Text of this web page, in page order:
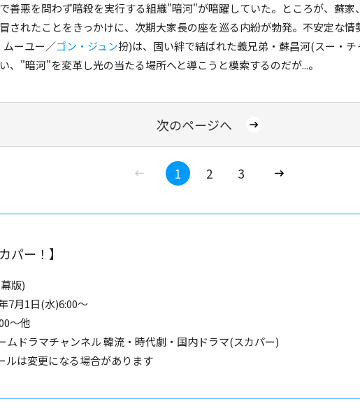
善悪を問わず暗殺を実行する組織"暗河"が暗躍していた。ところが、蘇
されたことをきっかけに、次期大家長の座を巡る内紛が勃発。不安定な
ーユー／ゴン・ジュン扮)は、固い絆で結ばれた義兄弟・蘇昌河(スー・チ
、"暗河"を変革し光の当たる場所へと導こうと模索するのだが...。
次のページへ
1 2 3
パー！】
版)
7月1日(水)6:00～
～他
ムドラマチャンネル 韓流・時代劇・国内ドラマ(スカパー)
ルは変更になる場合があります